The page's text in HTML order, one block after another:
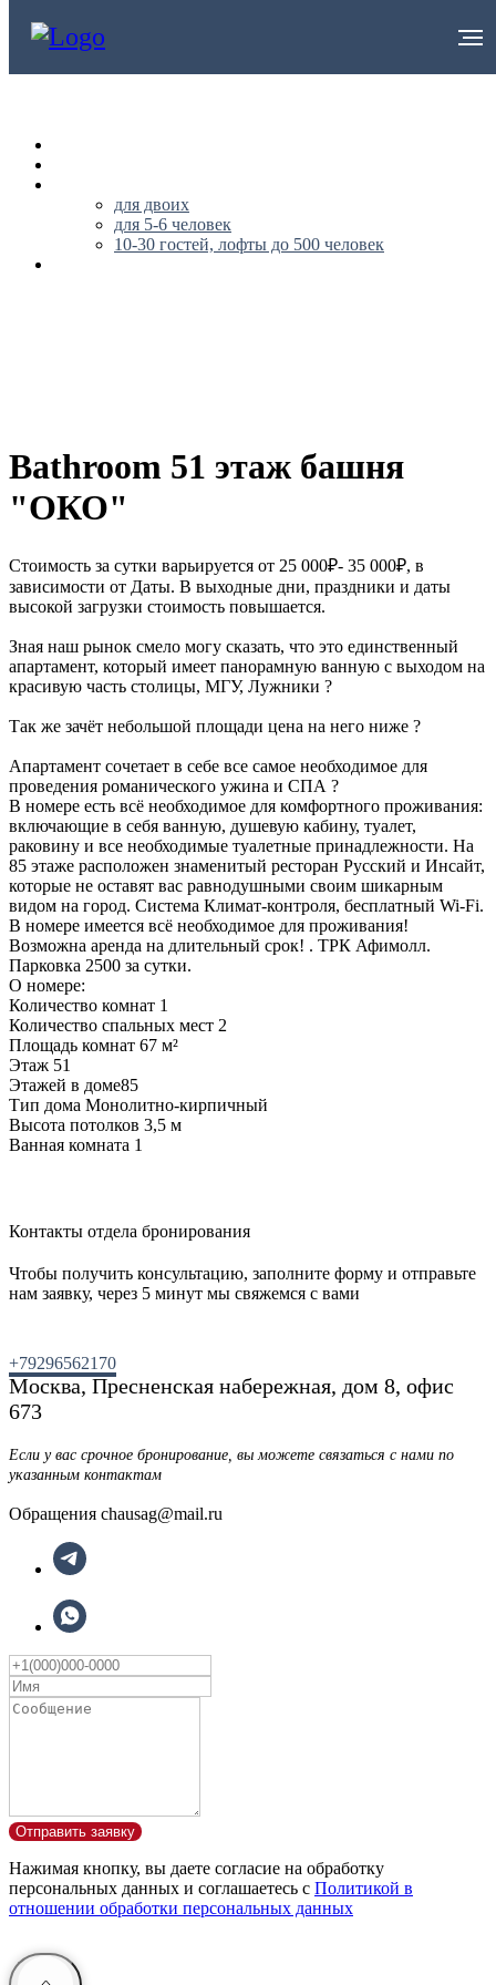
для двоих
для 5-6 человек
10-30 гостей, лофты до 500 человек
Bathroom 51 этаж башня
"ОКО"
Стоимость за сутки варьируется от 25 000₽- 35 000₽, в
зависимости от Даты. В выходные дни, праздники и даты
высокой загрузки стоимость повышается.
Зная наш рынок смело могу сказать, что это единственный
апартамент, который имеет панорамную ванную с выходом на
красивую часть столицы, МГУ, Лужники ?
Так же зачёт небольшой площади цена на него ниже ?
Апартамент сочетает в себе все самое необходимое для
проведения романического ужина и СПА ?
В номере есть всё необходимое для комфортного проживания:
включающие в себя ванную, душевую кабину, туалет,
раковину и все необходимые туалетные принадлежности. На
85 этаже расположен знаменитый ресторан Русский и Инсайт,
которые не оставят вас равнодушными своим шикарным
видом на город. Система Климат-контроля, бесплатный Wi-Fi.
В номере имеется всё необходимое для проживания!
Возможна аренда на длительный срок! . ТРК Афимолл.
Парковка 2500 за сутки.
О номере:
Количество комнат 1
Количество спальных мест 2
Площадь комнат 67 м²
Этаж 51
Этажей в доме85
Тип дома Монолитно-кирпичный
Высота потолков 3,5 м
Ванная комната 1
Контакты отдела бронирования
Чтобы получить консультацию, заполните форму и отправьте
нам заявку, через 5 минут мы свяжемся с вами
+79296562170
Москва, Пресненская набережная, дом 8, офис
673
Если у вас срочное бронирование, вы можете связаться с нами по
указанным контактам
Обращения chausag@mail.ru
Отправить заявку
Нажимая кнопку, вы даете согласие на обработку
персональных данных и соглашаетесь с Политикой в
отношении обработки персональных данных